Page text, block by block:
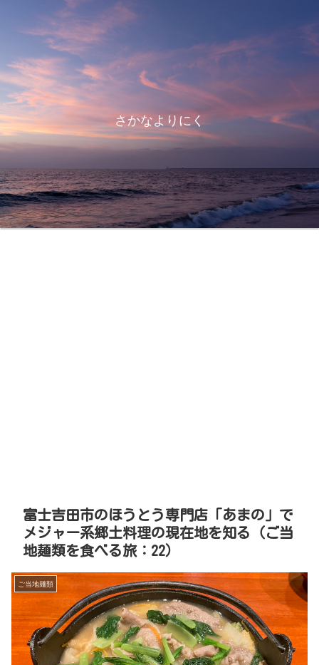
さかなよりにく
富士吉田市のほうとう専門店「あまの」で
メジャー系郷土料理の現在地を知る（ご当
地麺類を食べる旅：22）
ご当地麺類